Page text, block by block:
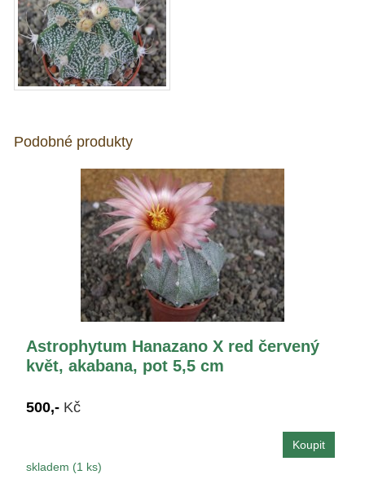
Podobné produkty
Astrophytum Hanazano X red červený
květ, akabana, pot 5,5 cm
500,- Kč
skladem (1 ks)